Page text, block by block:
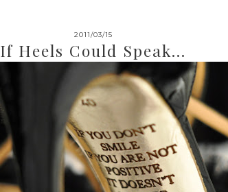
2011/03/15
If Heels Could Speak...